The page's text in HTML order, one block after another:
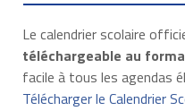
Le calendrier scolaire
téléchargeable au
facile à tous les agendas
Télécharger le Calendrier